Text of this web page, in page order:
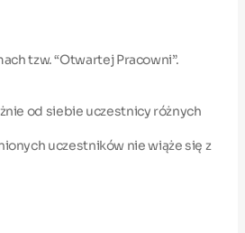
tzw. “Otwartej Pracowni”.
od siebie uczestnicy różnych
uczestników nie wiąże się z